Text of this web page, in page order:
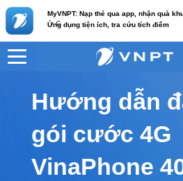
MyVNPT: Nạp thẻ qua app, nhận quà
Ứng dụng tiện ích, tra cứu tích điểm
c
VNPT Nội dung tin
Hướng dẫn
gói cước 4G
VinaPhone